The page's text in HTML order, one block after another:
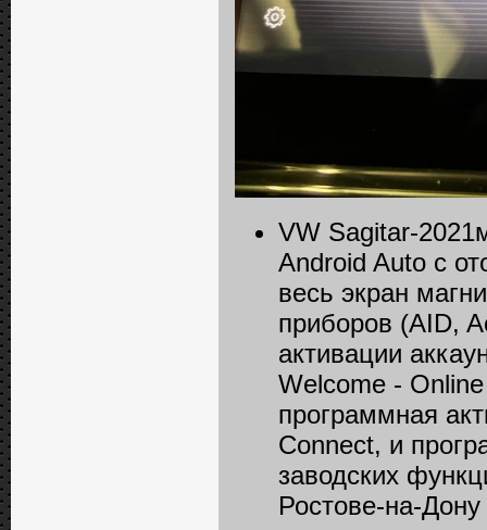
VW Sagitar-
Android Auto с
весь экран
приборов (AID,
активации
Welcome -
программная
Connect, и
заводских
Ростове-на-Дону